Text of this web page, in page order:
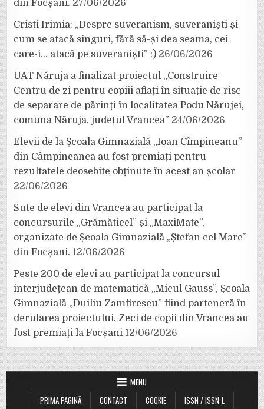
din Focșani. 27/06/2026
Cristi Irimia: „Despre suveranism, suveraniști și
cum se atacă singuri, fără să-și dea seama, cei
care-i… atacă pe suveraniști” :) 26/06/2026
UAT Năruja a finalizat proiectul „Construire
Centru de zi pentru copiii aflați în situație de risc
de separare de părinți în localitatea Podu Nărujei,
comuna Năruja, județul Vrancea” 24/06/2026
Elevii de la Școala Gimnazială „Ioan Cîmpineanu”
din Câmpineanca au fost premiați pentru
rezultatele deosebite obținute în acest an școlar
22/06/2026
Sute de elevi din Vrancea au participat la
concursurile „Grămăticel” și „MaxiMate”,
organizate de Școala Gimnazială „Ștefan cel Mare”
din Focșani. 12/06/2026
Peste 200 de elevi au participat la concursul
interjudețean de matematică „Micul Gauss”, Școala
Gimnazială „Duiliu Zamfirescu” fiind parteneră în
derularea proiectului. Zeci de copii din Vrancea au
fost premiați la Focșani 12/06/2026
MENU
PRIMA PAGINĂ
CONTACT COOKIE
ISSN / ISSN-L